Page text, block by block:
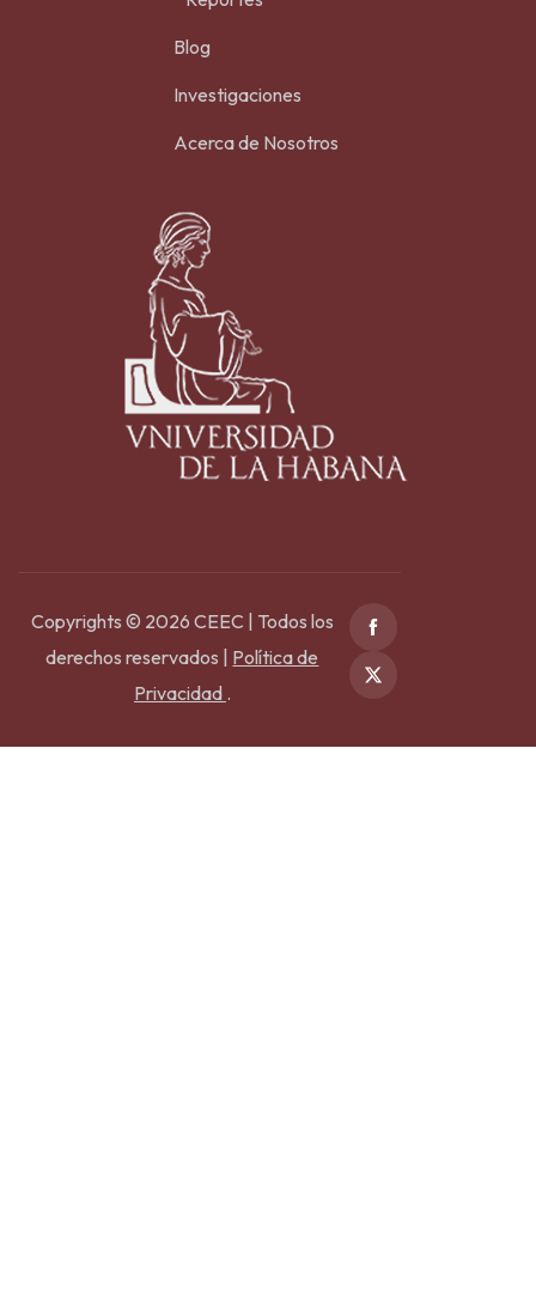
Blog
Investigaciones
Acerca de Nosotros
Copyrights © 2026 CEEC | Todos los
derechos reservados | Política de
Privacidad .